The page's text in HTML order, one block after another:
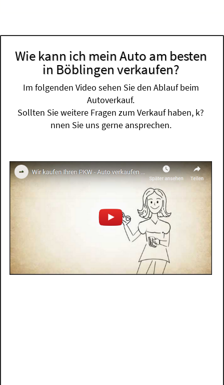
Wie kann ich mein Auto am besten
in Böblingen verkaufen?
Im folgenden Video sehen Sie den Ablauf beim
Autoverkauf.
Sollten Sie weitere Fragen zum Verkauf haben, k?
nnen Sie uns gerne ansprechen.